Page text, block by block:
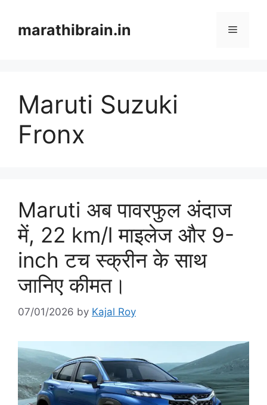
contentmarathibrain.in Menu
Maruti Suzuki
Fronx
Maruti अब पावरफुल अंदाज
में, 22 km/l माइलेज और 9-
inch टच स्क्रीन के साथ
जानिए कीमत।
07/01/2026 by Kajal Roy